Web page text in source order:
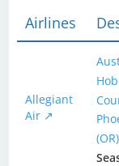
Airlines
Allegiant
Air
(OR)